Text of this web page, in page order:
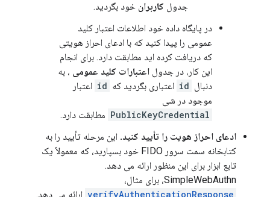
جدول کاربران خود بگردید.
در پایگاه داده خود اطلاعات اعتبار کلید
عمومی را پیدا کنید که با ادعای احراز هویتی
که دریافت کرده اید مطابقت دارد. برای انجام
این کار، در جدول اعتبارات کلید عمومی ، به
دنبال id اعتباری بگردید که id اعتبار
موجود در شی
PublicKeyCredential مطابقت دارد.
ادعای احراز هویت را تأیید کنید. این مرحله تأیید را به
کتابخانه سمت سرور FIDO خود بسپارید، که معمولاً یک
تابع ابزار برای این منظور ارائه می دهد.
SimpleWebAuthn، برای مثال،
verifyAuthenticationResponse ارائه می دهد.